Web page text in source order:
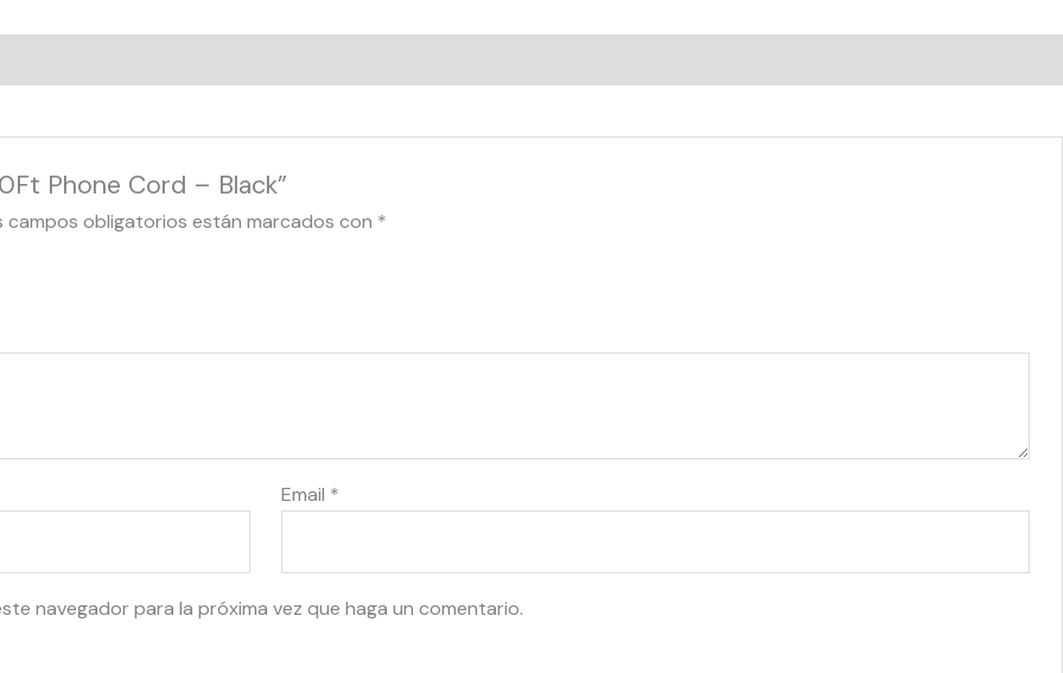
Phone Cord – Black”
campos obligatorios están marcados con *
Email *
navegador para la próxima vez que haga un comentario.